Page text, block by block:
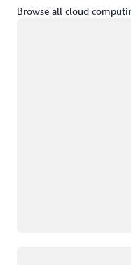
Browse all cloud